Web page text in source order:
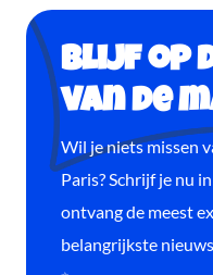
Blijf op
van de
Wil je niets missen
Paris? Schrijf je nu
ontvang de meest
belangrijkste